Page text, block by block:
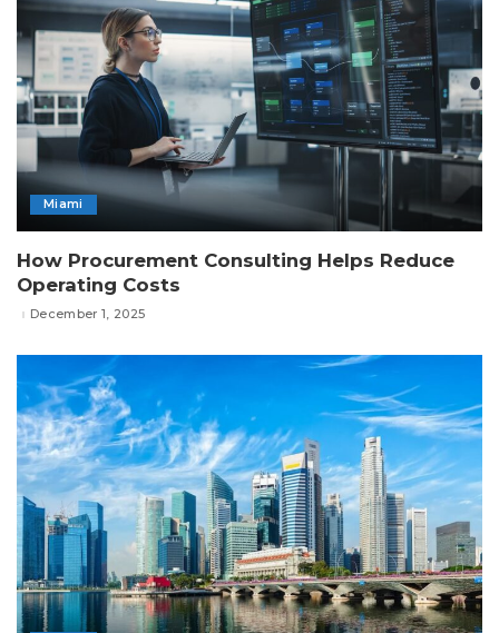
Miami
How Procurement Consulting Helps Reduce
Operating Costs
December 1, 2025